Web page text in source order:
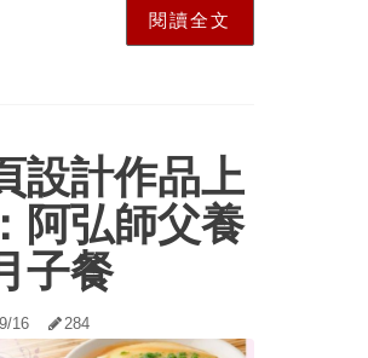
閱讀全文
設計作品上
阿弘師父養
子餐
16 284